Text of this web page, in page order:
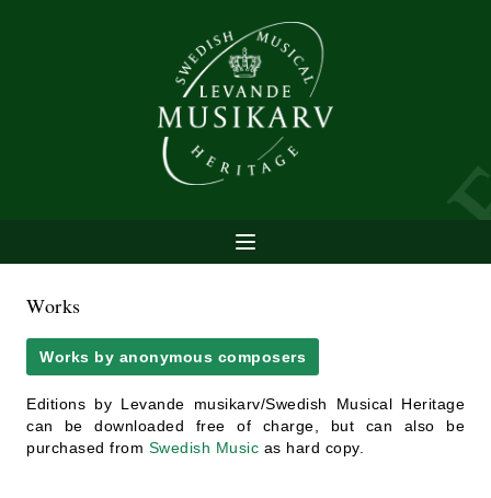
Works
Works by anonymous composers
Editions by Levande musikarv/Swedish Musical Heritage
can be downloaded free of charge, but can also be
purchased from Swedish Music as hard copy.